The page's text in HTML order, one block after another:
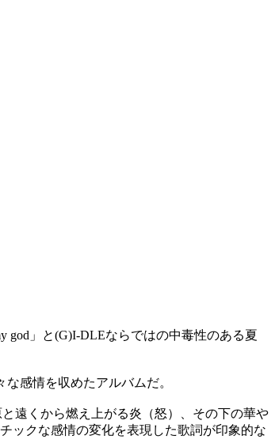
god」と(G)I-DLEならではの中毒性のある夏
感情を収めたアルバムだ。
遠くから燃え上がる炎（怒）、その下の華や
ックな感情の変化を表現した歌詞が印象的な